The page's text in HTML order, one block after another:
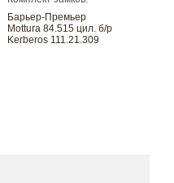
Барьер-Премьер
Mottura 84.515 цил. б/р
Kerberos 111.21.309